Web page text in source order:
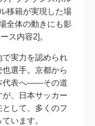
移籍が実現した場
全体の動きにも影
ス内容2]。
実力を認められ
選手。京都から
代表へ――その道
、日本サッカー
して、多くのフ
います。